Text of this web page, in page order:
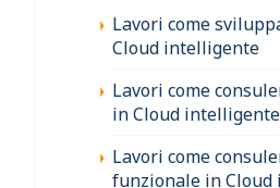
Lavori come
Cloud intelligente
Lavori come
in Cloud intelligente
Lavori come
funzionale in